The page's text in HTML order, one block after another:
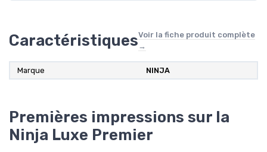
CaractéristiquesVoir la fiche produit complète
→
Marque NINJA
Premières impressions sur la
Ninja Luxe Premier